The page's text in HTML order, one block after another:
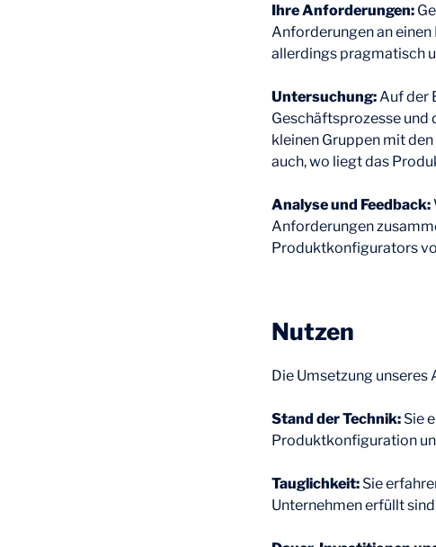
Ihre Anforderungen:
Anforderungen an
allerdings pragmatisch
Untersuchung: Auf der
Geschäftsprozesse und
kleinen Gruppen mit
auch, wo liegt das
Analyse und Feedback:
Anforderungen
Produktkonfigurators
Nutzen
Die Umsetzung unseres
Stand der Technik: Sie
Produktkonfiguration
Tauglichkeit: Sie
Unternehmen erfüllt